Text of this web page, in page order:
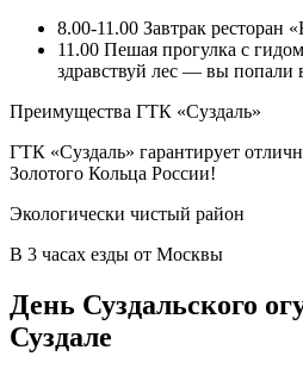
8.00-11.00 Завтрак ресторан
11.00 Пешая прогулка с
здравствуй лес — вы попали
Преимущества ГТК «Суздаль»
ГТК «Суздаль» гарантирует
Золотого Кольца России!
Экологически чистый район
В 3 часах езды от Москвы
День Суздальского
Суздале